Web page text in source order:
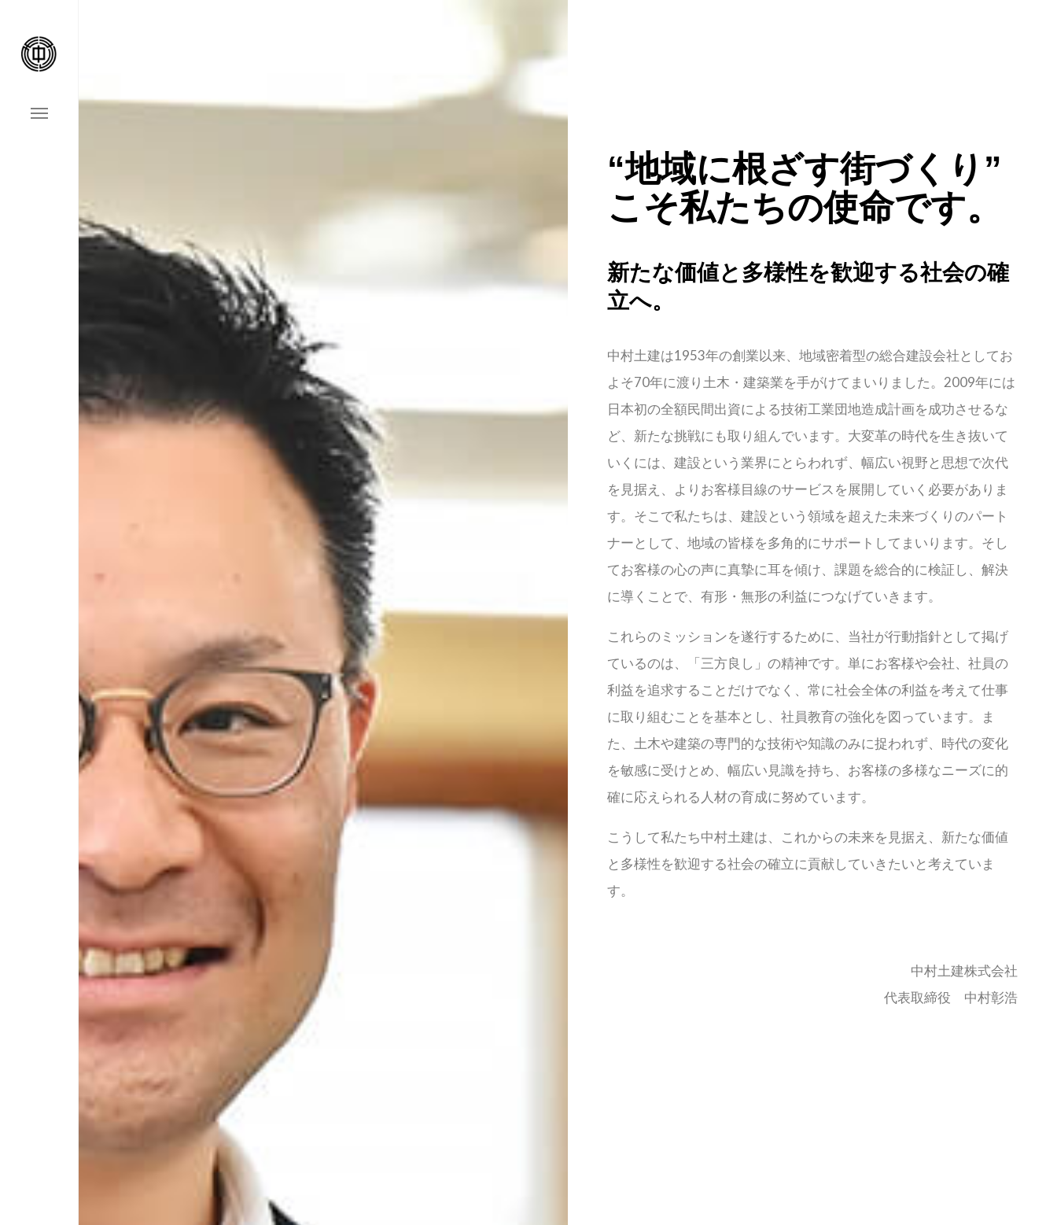
会社案内
“地域に根ざす街づくり”
こそ私たちの使命です。
新たな価値と多様性を歓迎する社会の確
立へ。
中村土建は1953年の創業以来、地域密着型の総合建設会社としてお
よそ70年に渡り土木・建築業を手がけてまいりました。2009年には
日本初の全額民間出資による技術工業団地造成計画を成功させるな
ど、新たな挑戦にも取り組んでいます。大変革の時代を生き抜いて
いくには、建設という業界にとらわれず、幅広い視野と思想で次代
を見据え、よりお客様目線のサービスを展開していく必要がありま
す。そこで私たちは、建設という領域を超えた未来づくりのパート
ナーとして、地域の皆様を多角的にサポートしてまいります。そし
てお客様の心の声に真摯に耳を傾け、課題を総合的に検証し、解決
に導くことで、有形・無形の利益につなげていきます。
これらのミッションを遂行するために、当社が行動指針として掲げ
ているのは、「三方良し」の精神です。単にお客様や会社、社員の
利益を追求することだけでなく、常に社会全体の利益を考えて仕事
に取り組むことを基本とし、社員教育の強化を図っています。ま
た、土木や建築の専門的な技術や知識のみに捉われず、時代の変化
を敏感に受けとめ、幅広い見識を持ち、お客様の多様なニーズに的
確に応えられる人材の育成に努めています。
こうして私たち中村土建は、これからの未来を見据え、新たな価値
と多様性を歓迎する社会の確立に貢献していきたいと考えていま
す。
中村土建株式会社
代表取締役 中村彰浩